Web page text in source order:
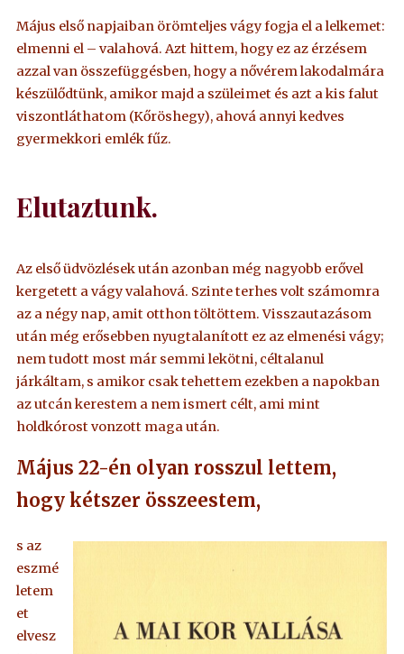
Május első napjaiban örömteljes vágy fogja el a lelkemet:
elmenni el – valahová. Azt hittem, hogy ez az érzésem
azzal van összefüggésben, hogy a nővérem lakodalmára
készülődtünk, amikor majd a szüleimet és azt a kis falut
viszontláthatom (Kőröshegy), ahová annyi kedves
gyermekkori emlék fűz.
Elutaztunk.
Az első üdvözlések után azonban még nagyobb erővel
kergetett a vágy valahová. Szinte terhes volt számomra
az a négy nap, amit otthon töltöttem. Visszautazásom
után még erősebben nyugtalanított ez az elmenési vágy;
nem tudott most már semmi lekötni, céltalanul
járkáltam, s amikor csak tehettem ezekben a napokban
az utcán kerestem a nem ismert célt, ami mint
holdkórost vonzott maga után.
Május 22-én olyan rosszul lettem,
hogy kétszer összeestem,
s az
eszmé
letem
et
elvesz